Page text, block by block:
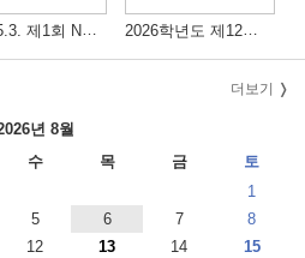
2026.5.3. 제1회 NH농협은행장배 전국사격대회 공기권총 여고부 단체 우승 2026학년도 제12주기 4.16 세월호 참사 희생자 추념 행사
더보기
년 8월
수 목 금
토
1
5 6 7
8
12 13 14
15